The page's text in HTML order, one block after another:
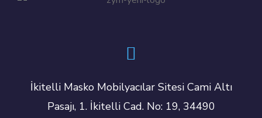
İkitelli Masko Mobilyacılar Sitesi Cami Altı
Pasajı, 1. İkitelli Cad. No: 19, 34490